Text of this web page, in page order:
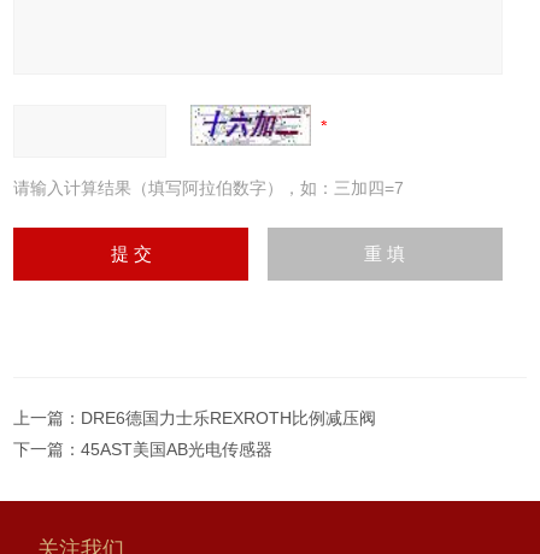
请输入计算结果（填写阿拉伯数字），如：三加四=7
上一篇： DRE6德国力士乐REXROTH比例减压阀
下一篇：45AST美国AB光电传感器